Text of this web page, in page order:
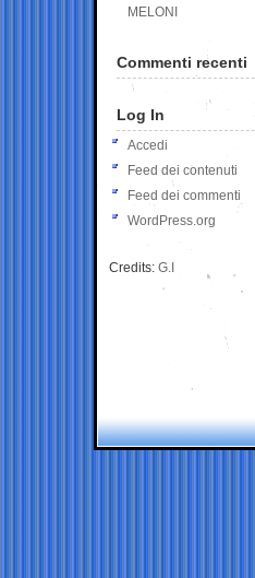
MELONI
Commenti recenti
Log In
Accedi
Feed dei contenuti
Feed dei commenti
WordPress.org
Credits: G.I